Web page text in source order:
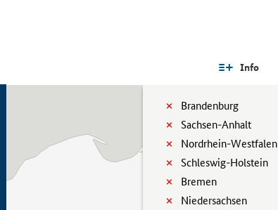
Info
Brandenburg
Sachsen-Anhalt
Nordrhein-Westfalen
Schleswig-Holstein
Bremen
Niedersachsen